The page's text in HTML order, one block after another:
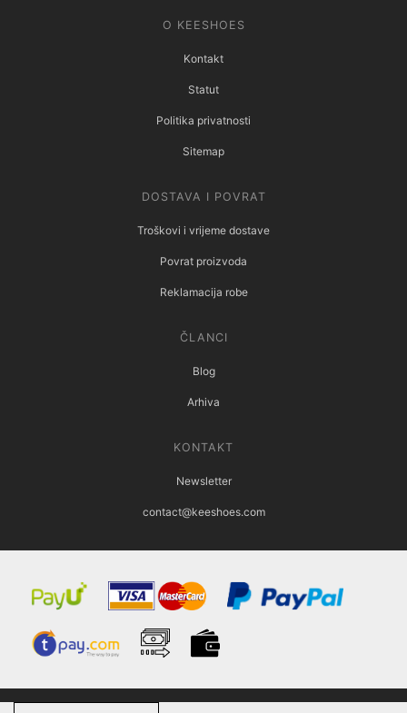
O KEESHOES
Kontakt
Statut
Politika privatnosti
Sitemap
DOSTAVA I POVRAT
Troškovi i vrijeme dostave
Povrat proizvoda
Reklamacija robe
ČLANCI
Blog
Arhiva
KONTAKT
Newsletter
contact@keeshoes.com